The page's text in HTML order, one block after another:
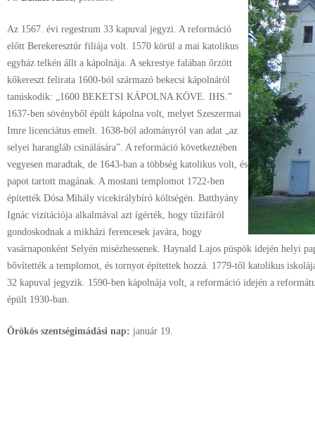
Az 1567. évi regestrum 33 kapuval jegyzi. A reformáció
előtt Berekeresztúr filiája volt. 1570 körül a mai katolikus
egyház telkén állt a kápolnája. A sekrestye falában őrzött
kőkereszt felirata 1600-ból származó bekecsi kápolnáról
tanúskodik: „1600 BEKETSI KÁPOLNA KÖVE. IHS.”
1637-ben sövényből épült kápolna volt, melyet Szeszermai
Imre licenciátus emelt. 1638-ból adományról van adat „az
selyei harangláb csinálására”. A reformáció következtében
vegyesen maradtak, de 1643-ban a többség katolikus volt, és
papot tartott magának. A mostani templomot 1722-ben
építették Dósa Mihály vicekirálybíró költségén. Batthyány
Ignác vizitációja alkalmával azt ígérték, hogy tűzifáról
gondoskodnak a mikházi ferencesek javára, hogy
vasárnaponként Selyén misézhessenek. Haynald Lajos püspök idején helyi
bővítették a templomot, és tornyot építettek hozzá. 1779-től katolikus
32 kapuval jegyzik. 1590-ben kápolnája volt, a reformáció idején a
épült 1930-ban.
Örökös szentségimádási nap: január 19.